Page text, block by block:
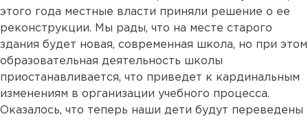
этого года местные власти приняли решение о ее
реконструкции. Мы рады, что на месте старого
здания будет новая, современная школа, но при этом
образовательная деятельность школы
приостанавливается, что приведет к кардинальным
изменениям в организации учебного процесса.
Оказалось, что теперь наши дети будут переведены